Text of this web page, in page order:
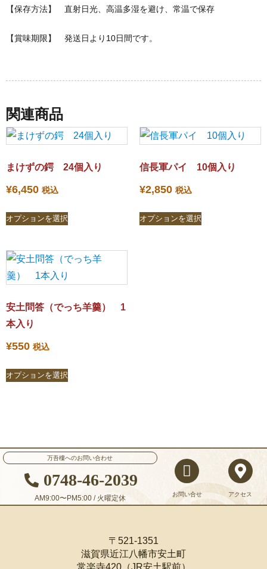
【保存方法】 直射日光、高温多湿を避け、常温で保存
【賞味期限】 発送日より10日間です。
関連商品
まけずの鍔 24個入り
¥6,450 税込
オプションを選択
信長軍パイ 10個入り
¥2,850 税込
オプションを選択
安土問答（でっち羊羹） 1
本入り
¥550 税込
オプションを選択
万吾樓へのお問い合わせ
0748-46-2039
AM9:00〜PM5:00 / 火曜定休 お問い合せ アクセス
〒521-1351
滋賀県近江八幡市安土町